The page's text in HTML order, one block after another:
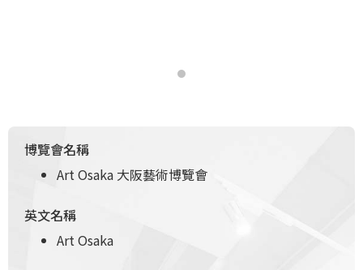
博覽會名稱
Art Osaka 大阪藝術博覽會
英文名稱
Art Osaka